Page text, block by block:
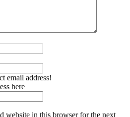
email address!
here
website in this browser for the next